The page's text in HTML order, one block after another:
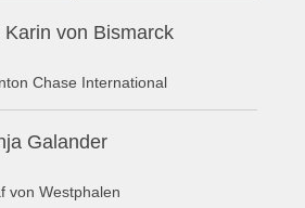
Karin von Bismarck
Chase International
Galander
von Westphalen